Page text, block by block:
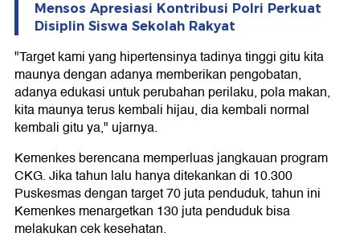
Mensos Apresiasi Kontribusi Polri Perkuat
Disiplin Siswa Sekolah Rakyat
"Target kami yang hipertensinya tadinya tinggi gitu kita
maunya dengan adanya memberikan pengobatan,
adanya edukasi untuk perubahan perilaku, pola makan,
kita maunya terus kembali hijau, dia kembali normal
kembali gitu ya," ujarnya.
Kemenkes berencana memperluas jangkauan program
CKG. Jika tahun lalu hanya ditekankan di 10.300
Puskesmas dengan target 70 juta penduduk, tahun ini
Kemenkes menargetkan 130 juta penduduk bisa
melakukan cek kesehatan.